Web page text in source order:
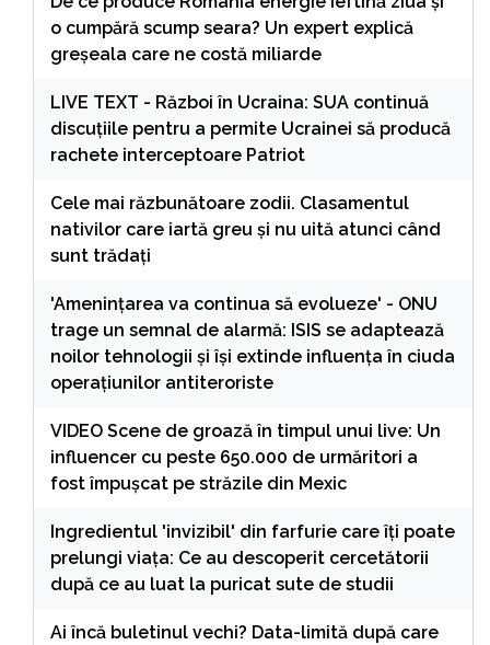
o cumpără scump seara? Un expert explică
greșeala care ne costă miliarde
LIVE TEXT - Război în Ucraina: SUA continuă
discuțiile pentru a permite Ucrainei să producă
rachete interceptoare Patriot
Cele mai răzbunătoare zodii. Clasamentul
nativilor care iartă greu și nu uită atunci când
sunt trădați
'Amenințarea va continua să evolueze' - ONU
trage un semnal de alarmă: ISIS se adaptează
noilor tehnologii și își extinde influența în ciuda
operațiunilor antiteroriste
VIDEO Scene de groază în timpul unui live: Un
influencer cu peste 650.000 de urmăritori a
fost împușcat pe străzile din Mexic
Ingredientul 'invizibil' din farfurie care îți poate
prelungi viața: Ce au descoperit cercetătorii
după ce au luat la puricat sute de studii
Ai încă buletinul vechi? Data-limită după care